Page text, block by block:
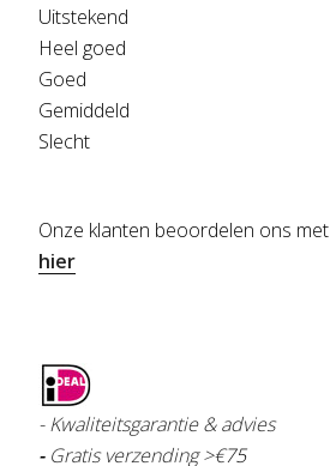
Uitstekend
Heel goed
Goed
Gemiddeld
Slecht
Onze klanten beoordelen ons met
hier
- Kwaliteitsgarantie & advies
- Gratis verzending >€75